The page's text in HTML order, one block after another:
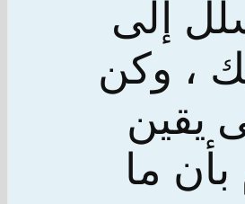
إلى
، وكن
يقين
بأن ما